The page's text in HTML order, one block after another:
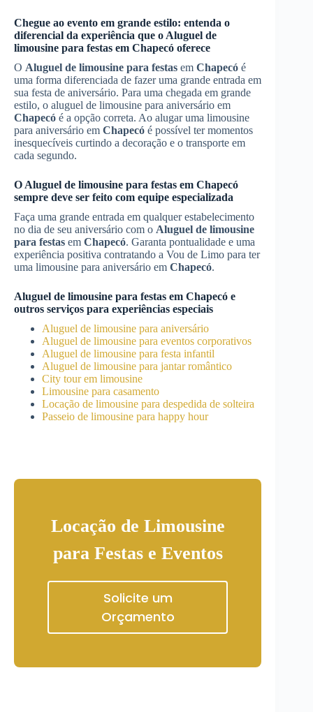
Chegue ao evento em grande estilo: entenda o
diferencial da experiência que o Aluguel de
limousine para festas em Chapecó oferece
O Aluguel de limousine para festas em Chapecó é
uma forma diferenciada de fazer uma grande entrada em
sua festa de aniversário. Para uma chegada em grande
estilo, o aluguel de limousine para aniversário em
Chapecó é a opção correta. Ao alugar uma limousine
para aniversário em Chapecó é possível ter momentos
inesquecíveis curtindo a decoração e o transporte em
cada segundo.
O Aluguel de limousine para festas em Chapecó
sempre deve ser feito com equipe especializada
Faça uma grande entrada em qualquer estabelecimento
no dia de seu aniversário com o Aluguel de limousine
para festas em Chapecó. Garanta pontualidade e uma
experiência positiva contratando a Vou de Limo para ter
uma limousine para aniversário em Chapecó.
Aluguel de limousine para festas em Chapecó e
outros serviços para experiências especiais
Aluguel de limousine para aniversário
Aluguel de limousine para eventos corporativos
Aluguel de limousine para festa infantil
Aluguel de limousine para jantar romântico
City tour em limousine
Limousine para casamento
Locação de limousine para despedida de solteira
Passeio de limousine para happy hour
Locação de Limousine
para Festas e Eventos
Solicite um
Orçamento